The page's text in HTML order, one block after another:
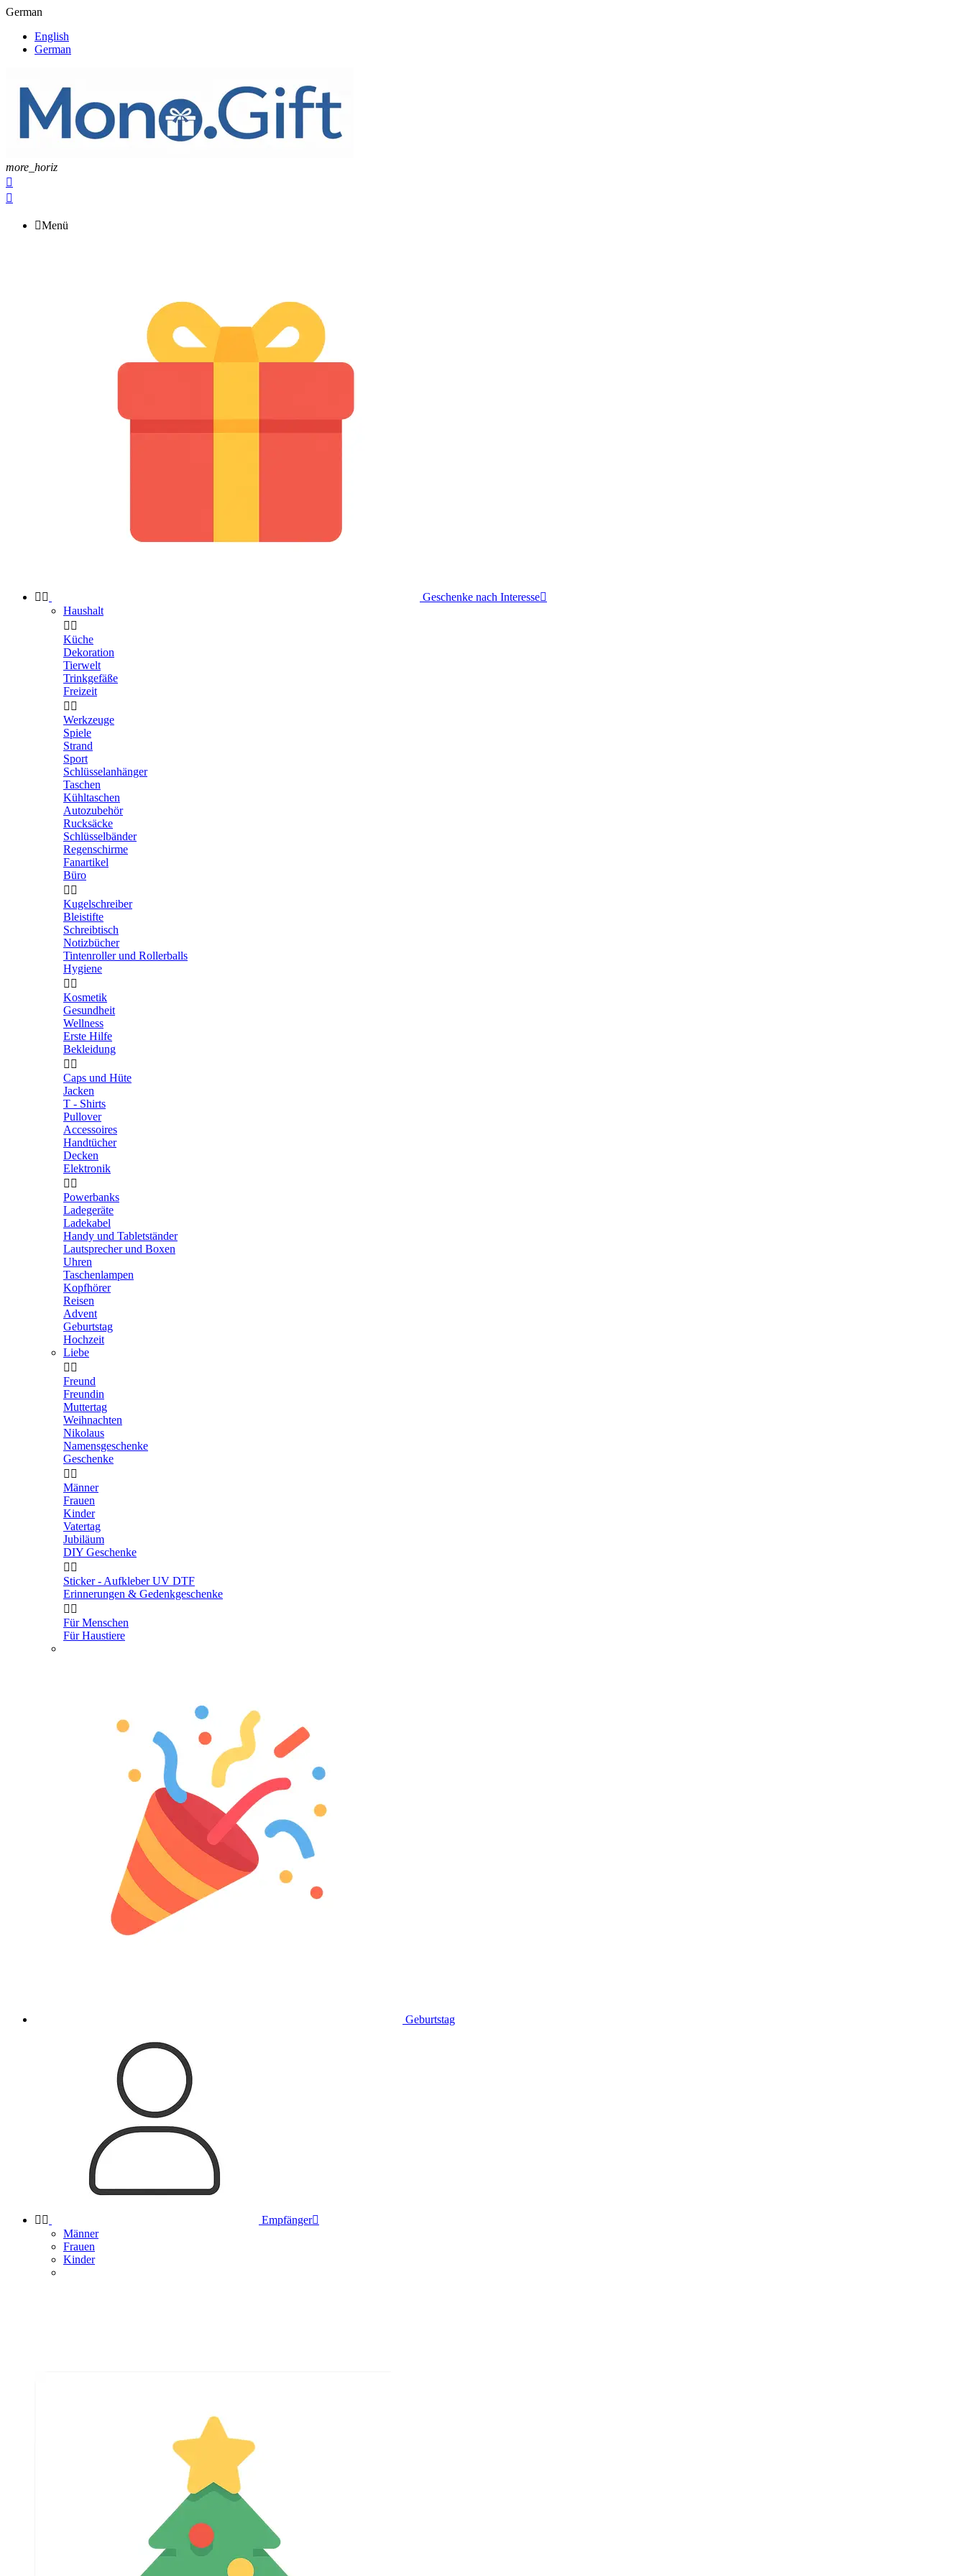
German
English
German
more_horiz


Menü
  Geschenke nach Interesse
Haushalt
 
Küche
Dekoration
Tierwelt
Trinkgefäße
Freizeit
 
Werkzeuge
Spiele
Strand
Sport
Schlüsselanhänger
Taschen
Kühltaschen
Autozubehör
Rucksäcke
Schlüsselbänder
Regenschirme
Fanartikel
Büro
 
Kugelschreiber
Bleistifte
Schreibtisch
Notizbücher
Tintenroller und Rollerballs
Hygiene
 
Kosmetik
Gesundheit
Wellness
Erste Hilfe
Bekleidung
 
Caps und Hüte
Jacken
T - Shirts
Pullover
Accessoires
Handtücher
Decken
Elektronik
 
Powerbanks
Ladegeräte
Ladekabel
Handy und Tabletständer
Lautsprecher und Boxen
Uhren
Taschenlampen
Kopfhörer
Reisen
Advent
Geburtstag
Hochzeit
Liebe
 
Freund
Freundin
Muttertag
Weihnachten
Nikolaus
Namensgeschenke
Geschenke
 
Männer
Frauen
Kinder
Vatertag
Jubiläum
DIY Geschenke
 
Sticker - Aufkleber UV DTF
Erinnerungen & Gedenkgeschenke
 
Für Menschen
Für Haustiere
Geburtstag
  Empfänger
Männer
Frauen
Kinder